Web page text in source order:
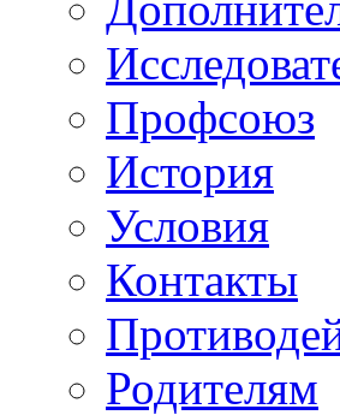
Профсоюз
История
Условия
Контакты
Родителям